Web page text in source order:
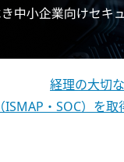
経理の大切
ISMAP・SOC）を